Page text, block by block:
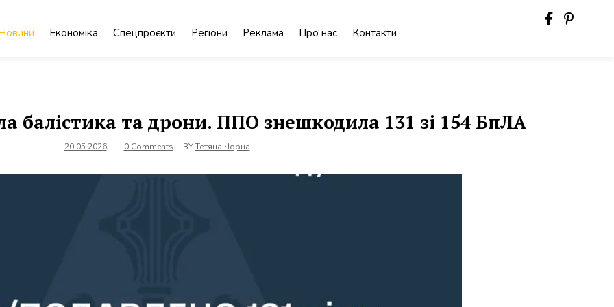
Економіка Спецпроєкти Регіони Реклама Про нас Контакти
балістика та дрони. ППО знешкодила 131 зі 154 БпЛА
20.05.2026 0 Comments BYТетяна Чорна